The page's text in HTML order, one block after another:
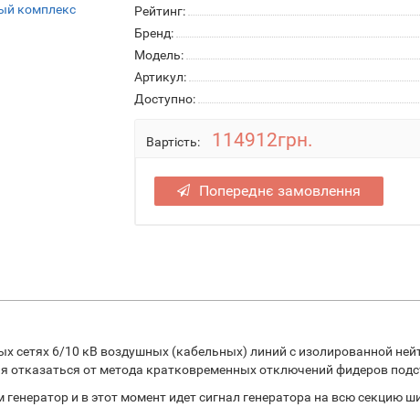
Рейтинг:
Бренд:
Модель:
Артикул:
Доступно:
Вартість: 114912грн.
Попереднє замовлення
сетях 6/10 кВ воздушных (кабельных) линий с изолированной
отказаться от метода кратковременных отключений фидеров
и в этот момент идет сигнал генератора на всю секцию